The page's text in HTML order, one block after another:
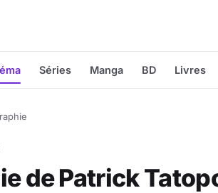
Séries Manga BD Livres
de Patrick